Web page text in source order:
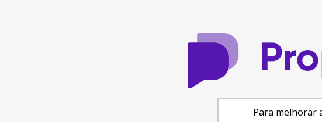
© Copyright 2026
Para melhorar